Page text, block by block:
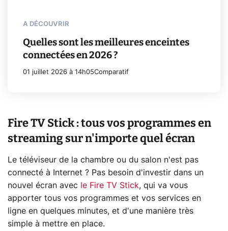
A DÉCOUVRIR
Quelles sont les meilleures enceintes
connectées en 2026 ?
01 juillet 2026 à 14h05Comparatif
Fire TV Stick : tous vos programmes en
streaming sur n'importe quel écran
Le téléviseur de la chambre ou du salon n'est pas
connecté à Internet ? Pas besoin d'investir dans un
nouvel écran avec
le Fire TV Stick, qui va vous
apporter tous vos programmes et vos services en
ligne en quelques minutes, et d'une manière très
simple à mettre en place.